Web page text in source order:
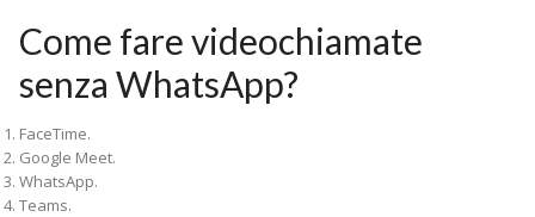
Come fare videochiamate
senza WhatsApp?
FaceTime.
Google Meet.
WhatsApp.
Teams.